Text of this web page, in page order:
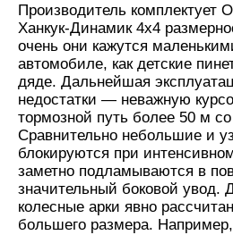
Производитель комплектует
Ханкук-Динамик 4х4
очень они кажутся
автомобиле, как детские
дяде. Дальнейшая
недостатки — неважную
тормозной путь более 50 м
Сравнительно небольшие и
блокируются при
заметно подламываются в
значительный боковой увод.
колесные арки явно
большего размера.